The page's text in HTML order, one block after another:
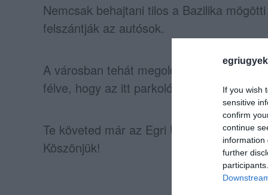
If you wish
sensitive
confirm
continue
information
further
Nemcsak behajtani tilos a Bazilika
felszántják az autósok.
A városban tehát megoldódni látszódik a
félve, hogy az itt parkolók vajon mennyit
Te követed már az Egri Ügyeket a
Köszönjük!